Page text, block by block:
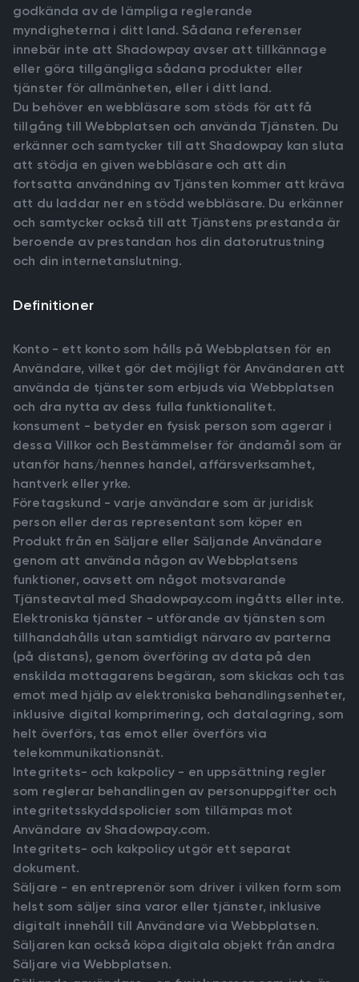
godkända av de lämpliga reglerande
myndigheterna i ditt land. Sådana referenser
innebär inte att Shadowpay avser att tillkännage
eller göra tillgängliga sådana produkter eller
tjänster för allmänheten, eller i ditt land.
Du behöver en webbläsare som stöds för att få
tillgång till Webbplatsen och använda Tjänsten. Du
erkänner och samtycker till att Shadowpay kan sluta
att stödja en given webbläsare och att din
fortsatta användning av Tjänsten kommer att kräva
att du laddar ner en stödd webbläsare. Du erkänner
och samtycker också till att Tjänstens prestanda är
beroende av prestandan hos din datorutrustning
och din internetanslutning.
Definitioner
Konto - ett konto som hålls på Webbplatsen för en
Användare, vilket gör det möjligt för Användaren att
använda de tjänster som erbjuds via Webbplatsen
och dra nytta av dess fulla funktionalitet.
konsument - betyder en fysisk person som agerar i
dessa Villkor och Bestämmelser för ändamål som är
utanför hans/hennes handel, affärsverksamhet,
hantverk eller yrke.
Företagskund - varje användare som är juridisk
person eller deras representant som köper en
Produkt från en Säljare eller Säljande Användare
genom att använda någon av Webbplatsens
funktioner, oavsett om något motsvarande
Tjänsteavtal med Shadowpay.com ingåtts eller inte.
Elektroniska tjänster - utförande av tjänsten som
tillhandahålls utan samtidigt närvaro av parterna
(på distans), genom överföring av data på den
enskilda mottagarens begäran, som skickas och tas
emot med hjälp av elektroniska behandlingsenheter,
inklusive digital komprimering, och datalagring, som
helt överförs, tas emot eller överförs via
telekommunikationsnät.
Integritets- och kakpolicy - en uppsättning regler
som reglerar behandlingen av personuppgifter och
integritetsskyddspolicier som tillämpas mot
Användare av Shadowpay.com.
Integritets- och kakpolicy utgör ett separat
dokument.
Säljare - en entreprenör som driver i vilken form som
helst som säljer sina varor eller tjänster, inklusive
digitalt innehåll till Användare via Webbplatsen.
Säljaren kan också köpa digitala objekt från andra
Säljare via Webbplatsen.